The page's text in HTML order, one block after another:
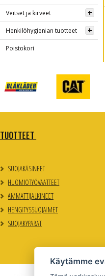
Veitset ja kirveet
Henkilöhygienian tuotteet
Poistokori
TUOTTEET
SUOJAKÄSINEET
HUOMIOTYÖVAATTEET
AMMATTIJALKINEET
HENGITYSSUOJAIMET
SUOJAKYPÄRÄT
Käytämme